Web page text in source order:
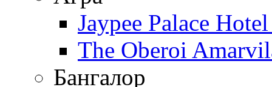
Jaypee Palace
The Oberoi
Бангалор